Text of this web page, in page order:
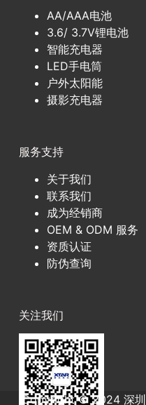
AA/AAA电池
3.6/ 3.7V锂电池
智能充电器
LED手电筒
户外太阳能
摄影充电器
服务支持
关于我们
联系我们
成为经销商
OEM & ODM 服务
资质认证
防伪查询
关注我们
Copyright © 2024 深